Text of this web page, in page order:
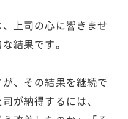
上司の心に響きませ
結果です。
、その結果を継続で
が納得するには、